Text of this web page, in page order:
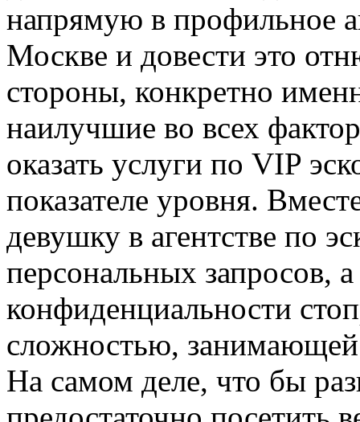
напрямую в профильное
Москве и довести это
стороны, конкретно
наилучшие во всех
оказать услуги по VIP
показателе уровня.
девушку в агентстве по
персональных запросов,
конфиденциальности
сложностью,
На самом деле, что бы